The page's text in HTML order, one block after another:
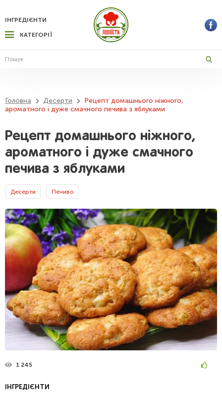
КАТЕГОРІЇ
ІНГРЕДІЄНТИ
Головна Десерти
Рецепт домашнього ніжного,
ароматного і дуже смачного печива з яблуками
Рецепт домашнього ніжного,
ароматного і дуже смачного
печива з яблуками
Десерти Печиво
1 245
ІНГРЕДІЄНТИ